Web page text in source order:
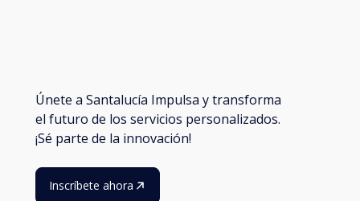
Únete a Santalucía Impulsa y transforma
el futuro de los servicios personalizados.
¡Sé parte de la innovación!
Inscríbete ahora